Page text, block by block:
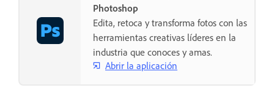
Photoshop
Edita, retoca y transforma fotos con las
herramientas creativas líderes en la
industria que conoces y amas.
Abrir la aplicación